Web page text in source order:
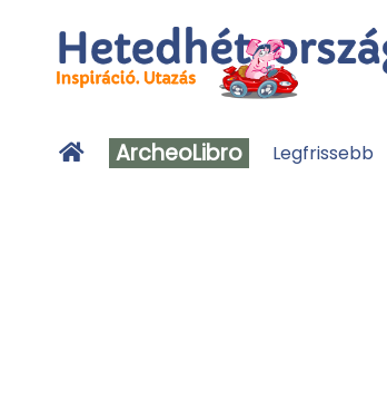
ArcheoLibro Legfrissebb